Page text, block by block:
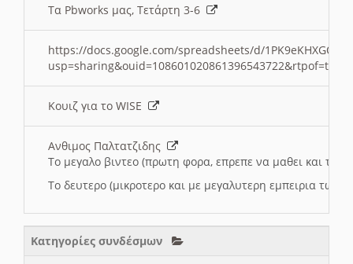
Τα Pbworks μας, Τετάρτη 3-6
https://docs.google.com/spreadsheets/d/
Κουιζ για το WISE
Ανθιμος Παλτατζιδης
Το μεγαλο βιντεο (πρωτη φορα, επρεπε να μαθει και το
Το δευτερο (μικροτερο και με μεγαλυτερη εμπειρια
Κατηγορίες συνδέσμων